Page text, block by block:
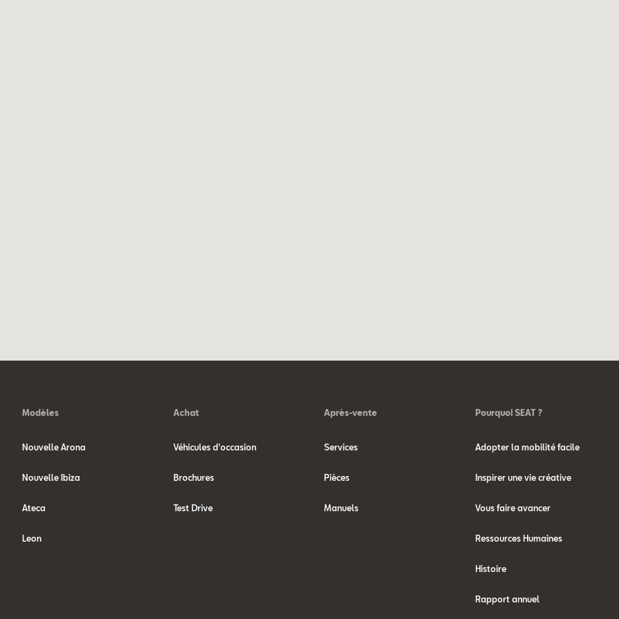
Modèles
Nouvelle Arona
Nouvelle Ibiza
Ateca
Leon
Achat
Véhicules d'occasion
Brochures
Test Drive
Après-vente
Services
Pièces
Manuels
Pourquoi SEAT ?
Adopter la mobilité facile
Inspirer une vie créative
Vous faire avancer
Ressources Humaines
Histoire
Rapport annuel